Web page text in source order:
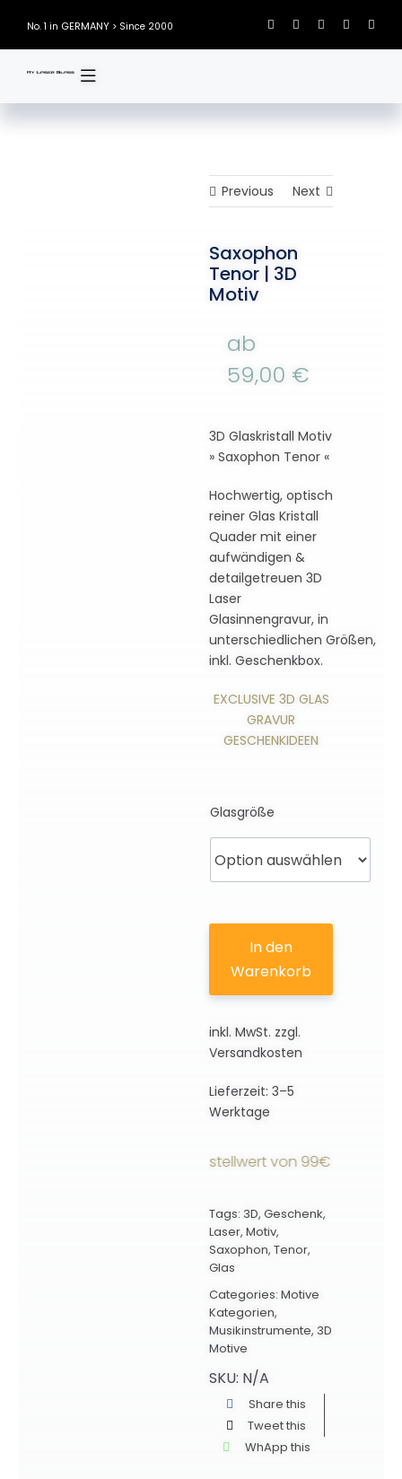
content
No. 1 in GERMANY > Since 2000
Previous Next
Saxophon
Tenor | 3D
Motiv
ab
59,00 €
3D Glaskristall Motiv
» Saxophon Tenor «
Hochwertig, optisch
reiner Glas Kristall
Quader mit einer
aufwändigen &
detailgetreuen 3D
Laser
Glasinnengravur, in
unterschiedlichen Größen,
inkl. Geschenkbox.
EXCLUSIVE 3D GLAS
GRAVUR
GESCHENKIDEEN
Glasgröße
In den
Warenkorb
inkl. MwSt. zzgl.
Versandkosten
Lieferzeit: 3–5
Werktage
ab einem Bestellwert von 99€ innerhalb
Tags: 3D, Geschenk,
Laser, Motiv,
Saxophon, Tenor,
Glas
Categories: Motive
Kategorien,
Musikinstrumente, 3D
Motive
SKU: N/A
Share this
Tweet this
WhApp this